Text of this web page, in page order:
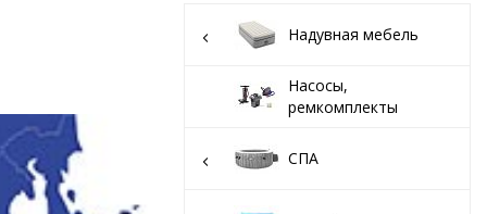
Бассейны
и
принадлежности
Надувная мебель
Насосы,
ремкомплекты
СПА